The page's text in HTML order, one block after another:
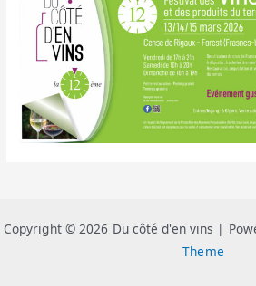
Copyright © 2026 Du côté d'en vins |
Theme